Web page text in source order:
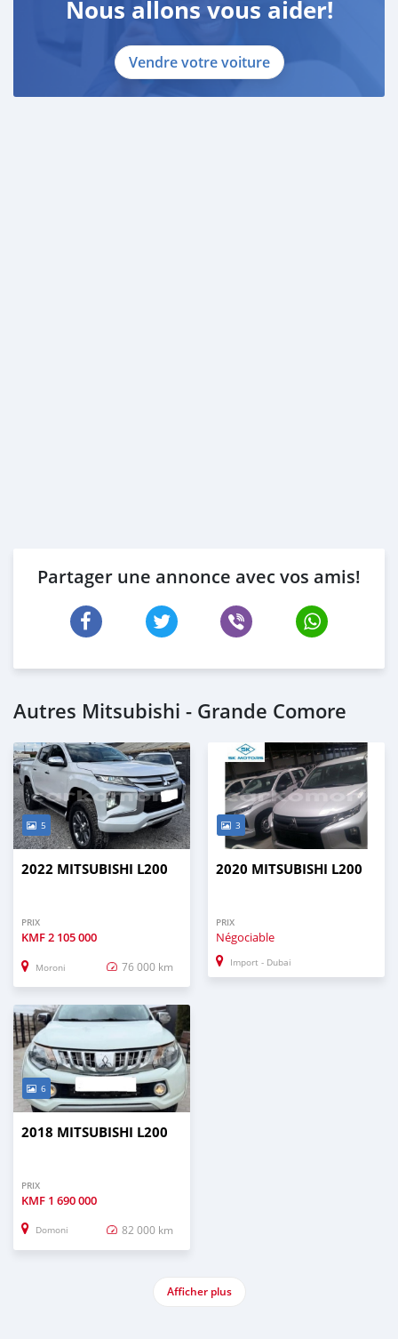
Nous allons vous aider!
Vendre votre voiture
Partager une annonce avec vos amis!
Autres Mitsubishi - Grande Comore
5
2022 MITSUBISHI L200
PRIX
KMF2 105 000
Moroni 76 000 km
3
2020 MITSUBISHI L200
PRIX
Négociable
Import - Dubai
6
2018 MITSUBISHI L200
PRIX
KMF 1 690 000
Domoni 82 000 km
Afficher plus